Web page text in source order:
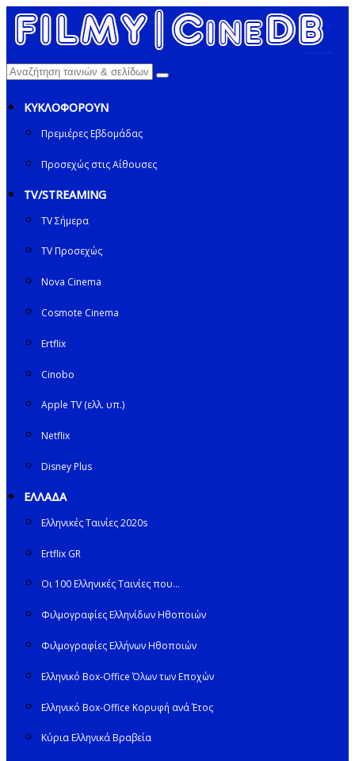
ΚΥΚΛΟΦΟΡΟΥΝ
Πρεμιέρες Εβδομάδας
Προσεχώς στις Αίθουσες
TV/STREAMING
TV Σήμερα
TV Προσεχώς
Nova Cinema
Cosmote Cinema
Ertflix
Cinobo
Apple TV (ελλ. υπ.)
Netflix
Disney Plus
ΕΛΛΑΔΑ
Ελληνικές Ταινίες 2020s
Ertflix GR
Οι 100 Ελληνικές Ταινίες που…
Φιλμογραφίες Ελληνίδων Ηθοποιών
Φιλμογραφίες Ελλήνων Ηθοποιών
Ελληνικό Box-Office Όλων των Εποχών
Ελληνικό Box-Office Κορυφή ανά Έτος
Κύρια Ελληνικά Βραβεία